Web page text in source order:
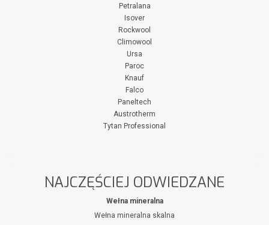
Petralana
Isover
Rockwool
Climowool
Ursa
Paroc
Knauf
Falco
Paneltech
Austrotherm
Tytan Professional
NAJCZĘŚCIEJ ODWIEDZANE
Wełna mineralna
Wełna mineralna skalna